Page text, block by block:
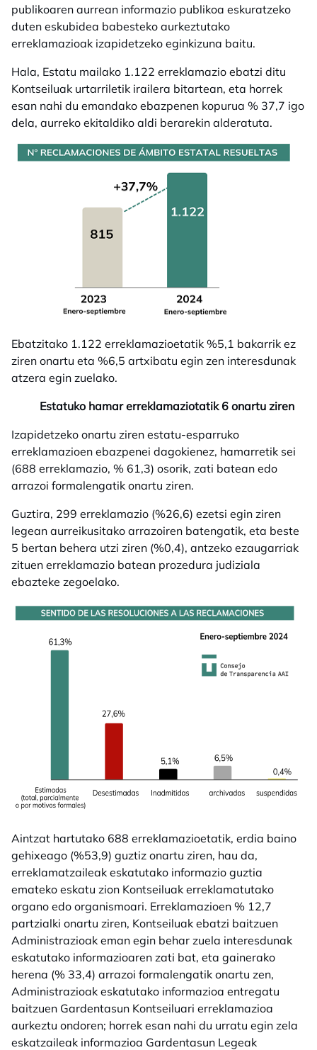
publikoaren aurrean informazio publikoa eskuratzeko
duten eskubidea babesteko aurkeztutako
erreklamazioak izapidetzeko eginkizuna baitu.
Hala, Estatu mailako 1.122 erreklamazio ebatzi ditu
Kontseiluak urtarriletik irailera bitartean, eta horrek
esan nahi du emandako ebazpenen kopurua % 37,7 igo
dela, aurreko ekitaldiko aldi berarekin alderatuta.
Ebatzitako 1.122 erreklamazioetatik %5,1 bakarrik ez
ziren onartu eta %6,5 artxibatu egin zen interesdunak
atzera egin zuelako.
Estatuko hamar erreklamaziotatik 6 onartu ziren
Izapidetzeko onartu ziren estatu-esparruko
erreklamazioen ebazpenei dagokienez, hamarretik sei
(688 erreklamazio, % 61,3) osorik, zati batean edo
arrazoi formalengatik onartu ziren.
Guztira, 299 erreklamazio (%26,6) ezetsi egin ziren
legean aurreikusitako arrazoiren batengatik, eta beste
5 bertan behera utzi ziren (%0,4), antzeko ezaugarriak
zituen erreklamazio batean prozedura judiziala
ebazteke zegoelako.
Aintzat hartutako 688 erreklamazioetatik, erdia baino
gehixeago (%53,9) guztiz onartu ziren, hau da,
erreklamatzaileak eskatutako informazio guztia
emateko eskatu zion Kontseiluak erreklamatutako
organo edo organismoari. Erreklamazioen % 12,7
partzialki onartu ziren, Kontseiluak ebatzi baitzuen
Administrazioak eman egin behar zuela interesdunak
eskatutako informazioaren zati bat, eta gainerako
herena (% 33,4) arrazoi formalengatik onartu zen,
Administrazioak eskatutako informazioa entregatu
baitzuen Gardentasun Kontseiluari erreklamazioa
aurkeztu ondoren; horrek esan nahi du urratu egin zela
eskatzaileak informazioa Gardentasun Legeak